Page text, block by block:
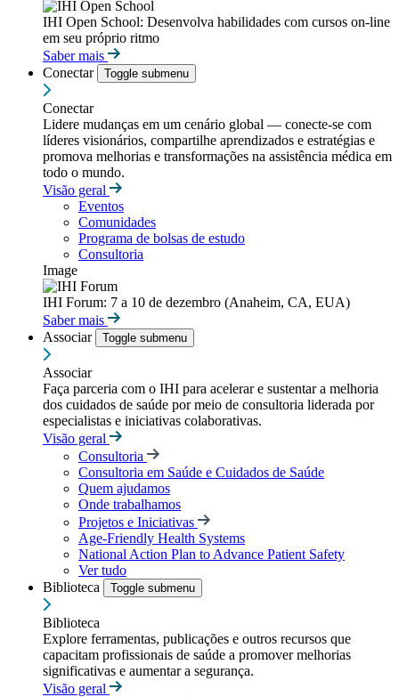
IHI Open School: Desenvolva habilidades com cursos on-line
em seu próprio ritmo
Saber mais
Conectar
Toggle submenu
Conectar
Lidere mudanças em um cenário global — conecte-se com
líderes visionários, compartilhe aprendizados e estratégias e
promova melhorias e transformações na assistência médica em
todo o mundo.
Visão geral
Eventos
Comunidades
Programa de bolsas de estudo
Consultoria
Image
IHI Forum: 7 a 10 de dezembro (Anaheim, CA, EUA)
Saber mais
Associar
Toggle submenu
Associar
Faça parceria com o IHI para acelerar e sustentar a melhoria
dos cuidados de saúde por meio de consultoria liderada por
especialistas e iniciativas colaborativas.
Visão geral
Consultoria
Consultoria em Saúde e Cuidados de Saúde
Quem ajudamos
Onde trabalhamos
Projetos e Iniciativas
Age-Friendly Health Systems
National Action Plan to Advance Patient Safety
Ver tudo
Biblioteca
Toggle submenu
Biblioteca
Explore ferramentas, publicações e outros recursos que
capacitam profissionais de saúde a promover melhorias
significativas e aumentar a segurança.
Visão geral